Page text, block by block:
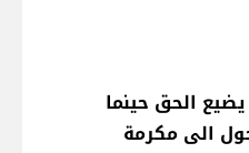
يضيع الحق حينما
الى مكرمة